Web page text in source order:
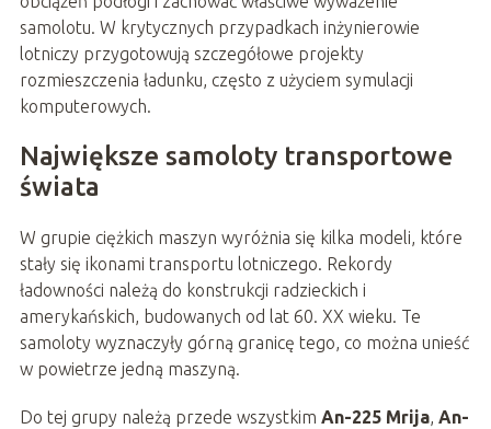
samolotu. W krytycznych przypadkach inżynierowie
lotniczy przygotowują szczegółowe projekty
rozmieszczenia ładunku, często z użyciem symulacji
komputerowych.
Największe samoloty transportowe
świata
W grupie ciężkich maszyn wyróżnia się kilka modeli, które
stały się ikonami transportu lotniczego. Rekordy
ładowności należą do konstrukcji radzieckich i
amerykańskich, budowanych od lat 60. XX wieku. Te
samoloty wyznaczyły górną granicę tego, co można unieść
w powietrze jedną maszyną.
Do tej grupy należą przede wszystkim An-225 Mrija, An-